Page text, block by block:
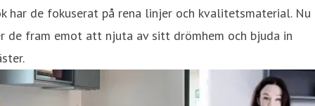
har de fokuserat på rena linjer och kvalitetsmaterial. Nu
de fram emot att njuta av sitt drömhem och bjuda in